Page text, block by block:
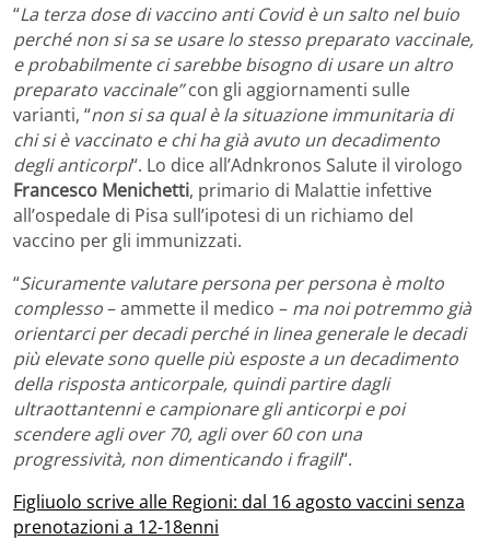
“La terza dose di vaccino anti Covid è un salto nel buio
perché non si sa se usare lo stesso preparato vaccinale,
e probabilmente ci sarebbe bisogno di usare un altro
preparato vaccinale”con gli aggiornamenti sulle
varianti, “non si sa qual è la situazione immunitaria di
chi si è vaccinato e chi ha già avuto un decadimento
degli anticorpi“. Lo dice all’Adnkronos Salute il virologo
Francesco Menichetti, primario di Malattie infettive
all’ospedale di Pisa sull’ipotesi di un richiamo del
vaccino per gli immunizzati.
“Sicuramente valutare persona per persona è molto
complesso– ammette il medico – ma noi potremmo già
orientarci per decadi perché in linea generale le decadi
più elevate sono quelle più esposte a un decadimento
della risposta anticorpale, quindi partire dagli
ultraottantenni e campionare gli anticorpi e poi
scendere agli over 70, agli over 60 con una
progressività, non dimenticando i fragili“.
Figliuolo scrive alle Regioni: dal 16 agosto vaccini senza
prenotazioni a 12-18enni